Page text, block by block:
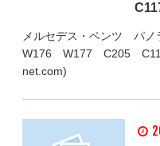
メルセデス・ベンツ パ
W176 W177 C205 C117
net.com)